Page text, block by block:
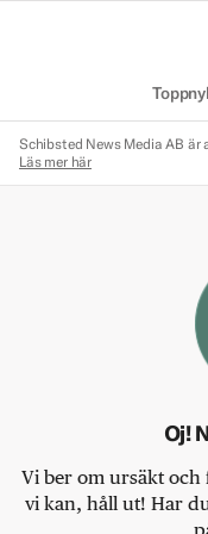
Schibsted News Media AB
Läs mer här
Oj!
Vi ber om ursäkt och
vi kan, håll ut! Har